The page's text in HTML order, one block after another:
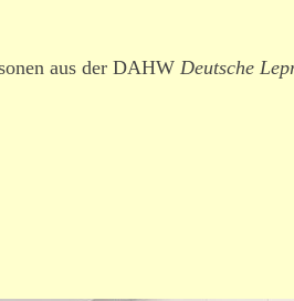
aus der DAHW Deutsche